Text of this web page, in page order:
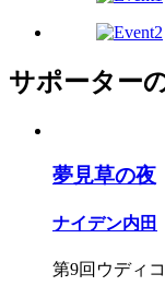
サポーター
夢見草の夜
ナイデン内田
第9回ウディ